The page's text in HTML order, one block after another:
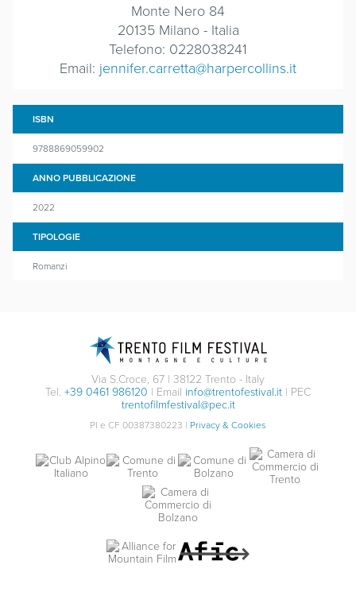
Monte Nero 84
20135 Milano - Italia
Telefono: 0228038241
Email: jennifer.carretta@harpercollins.it
ISBN
9788869059902
ANNO PUBBLICAZIONE
2022
TIPOLOGIE
Romanzi
Via S.Croce, 67 | 38122 Trento - Italy
Tel. +39 0461 986120 | Email info@trentofestival.it | PEC
trentofilmfestival@pec.it
PI e CF 00387380223 | Privacy & Cookies